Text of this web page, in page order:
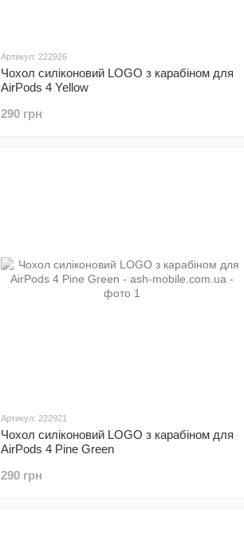
Артикул: 222926
Чохол силіконовий LOGO з карабіном для
AirPods 4 Yellow
290 грн
Артикул: 222921
Чохол силіконовий LOGO з карабіном для
AirPods 4 Pine Green
290 грн